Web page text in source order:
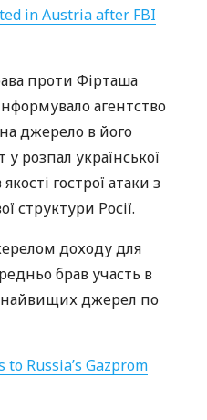
in Austria after FBI
проти Фірташа
агентство
джерело в його
розпал української
гострої атаки з
структури Росії.
доходу для
брав участь в
найвищих джерел по
Russia’s Gazprom